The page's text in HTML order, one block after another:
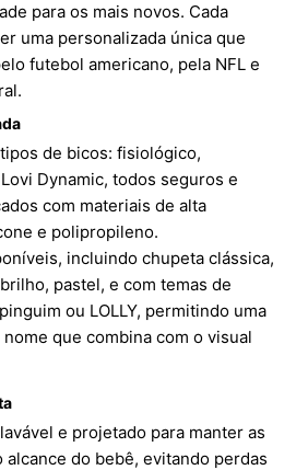
para os mais novos. Cada
uma personalizada única que
futebol americano, pela NFL e
de bicos: fisiológico,
Dynamic, todos seguros e
com materiais de alta
e polipropileno.
incluindo chupeta clássica,
pastel, e com temas de
ou LOLLY, permitindo uma
que combina com o visual
e projetado para manter as
alcance do bebê, evitando perdas